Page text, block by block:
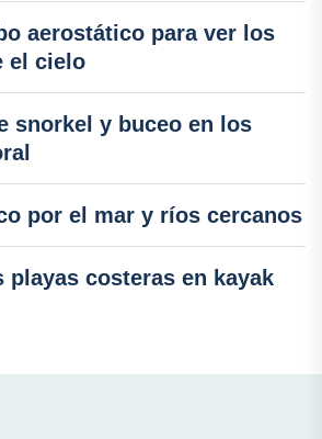
aerostático para ver los
el cielo
snorkel y buceo en los
por el mar y ríos cercanos
playas costeras en kayak